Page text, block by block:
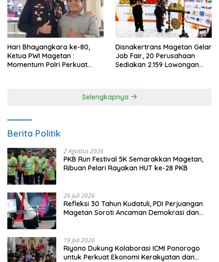
Hari Bhayangkara ke-80,
Ketua PWI Magetan :
Momentum Polri Perkuat
Disnakertrans Magetan Gelar
Job Fair, 20 Perusahaan
Sediakan 2.159 Lowongan
Selengkapnya
Berita Politik
2 Agustus 2026
PKB Run Festival 5K Semarakkan Magetan,
Ribuan Pelari Rayakan HUT ke-28 PKB
26 Juli 2026
Refleksi 30 Tahun Kudatuli, PDI Perjuangan
Magetan Soroti Ancaman Demokrasi dan
19 Juli 2026
Riyono Dukung Kolaborasi ICMI Ponorogo
untuk Perkuat Ekonomi Kerakyatan dan